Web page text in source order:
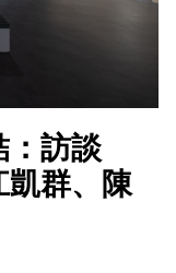
：訪談
凱群、陳